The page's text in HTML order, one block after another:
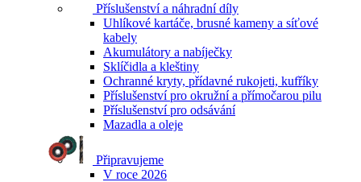
Příslušenství a náhradní díly
Uhlíkové kartáče, brusné kameny a síťové
kabely
Akumulátory a nabíječky
Sklíčidla a kleštiny
Ochranné kryty, přídavné rukojeti, kufříky
Příslušenství pro okružní a přímočarou pilu
Příslušenství pro odsávání
Mazadla a oleje
Připravujeme
V roce 2026